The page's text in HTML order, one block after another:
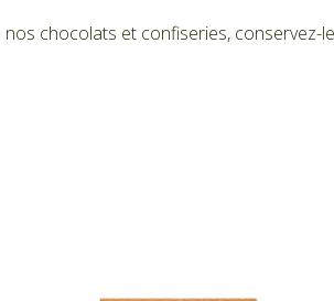
chocolats et confiseries, conservez-